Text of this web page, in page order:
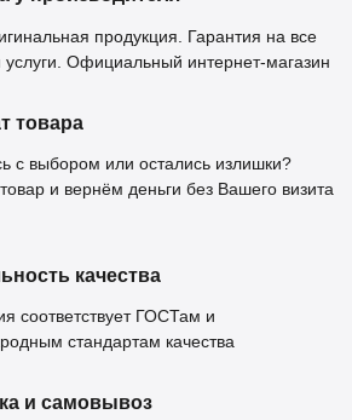
продукция. Гарантия на все
услуги. Официальный интернет-магазин
товара
с выбором или остались излишки?
и вернём деньги без Вашего визита
качества
соответствует ГОСТам и
стандартам качества
и самовывоз